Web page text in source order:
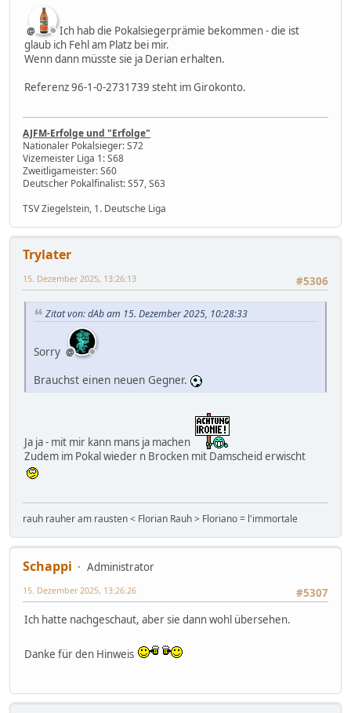
Ich hab die Pokalsiegerprämie bekommen - die ist
glaub ich Fehl am Platz bei mir.
Wenn dann müsste sie ja Derian erhalten.
Referenz 96-1-0-2731739 steht im Girokonto.
AJFM-Erfolge und "Erfolge"
Nationaler Pokalsieger: S72
Vizemeister Liga 1: S68
Zweitligameister: S60
Deutscher Pokalfinalist: S57, S63
TSV Ziegelstein, 1. Deutsche Liga
Trylater
#5306
15. Dezember 2025, 13:26:13
Zitat von: dAb am 15. Dezember 2025, 10:28:33
Sorry
Brauchst einen neuen Gegner.
Ja ja - mit mir kann mans ja machen
Zudem im Pokal wieder n Brocken mit Damscheid erwischt
rauh rauher am rausten < Florian Rauh > Floriano = l'immortale
Schappi
Administrator
#5307
15. Dezember 2025, 13:26:26
Ich hatte nachgeschaut, aber sie dann wohl übersehen.
Danke für den Hinweis